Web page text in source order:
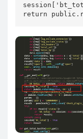
return